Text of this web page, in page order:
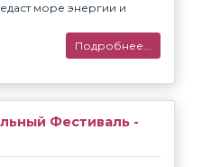
море энергии и
Подробнее...
Фестиваль -